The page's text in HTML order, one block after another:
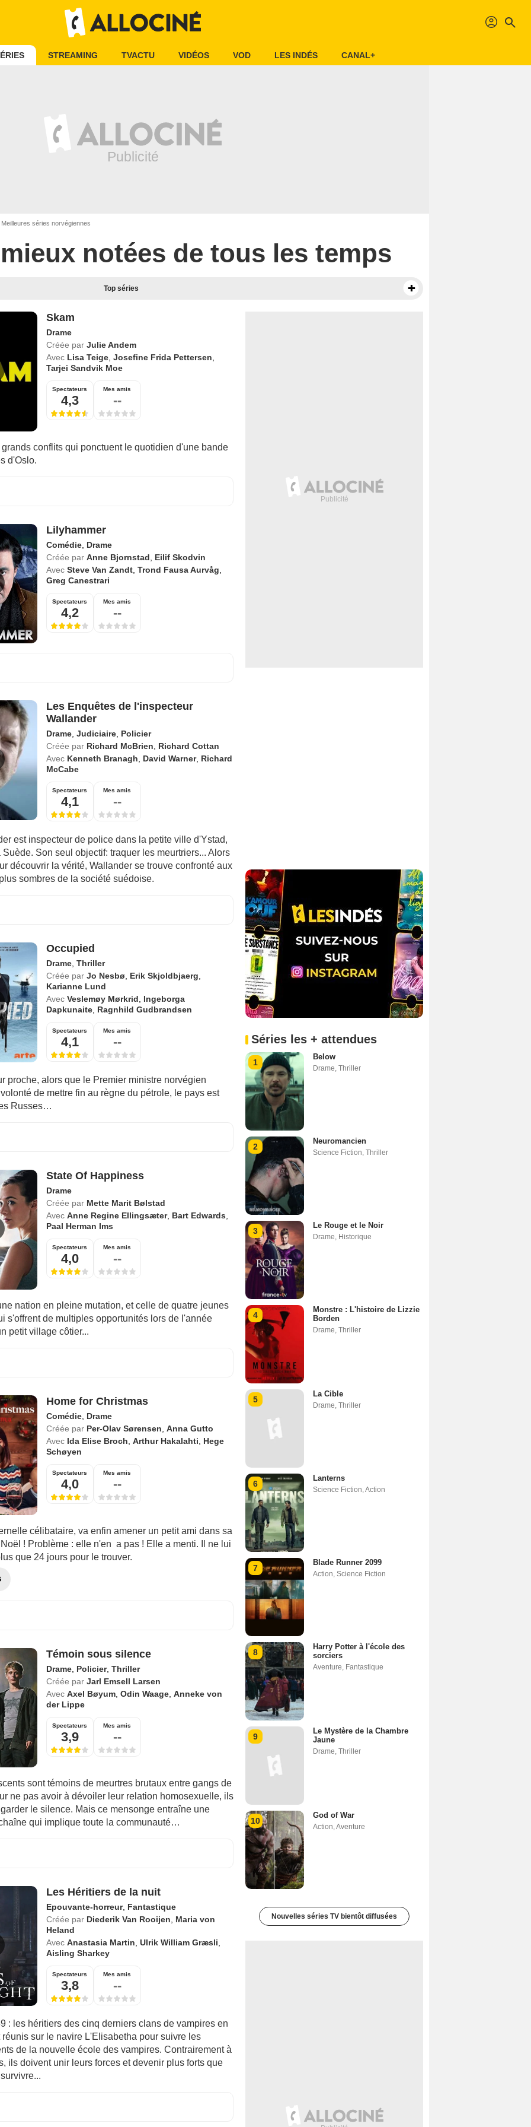
profil search
STREAMING TVACTU VIDÉOS VOD LES INDÉS CANAL+
Meilleures séries norvégiennes
notées de tous les temps
Top séries
Skam
Drame
Créée par Julie Andem
Avec Lisa Teige, Josefine Frida Pettersen
Tarjei Sandvik Moe
Spectateurs
4,3
Mes amis
--
conflits qui ponctuent le quotidien d'une bande
d'Oslo.
Lilyhammer
Comédie, Drame
Créée par Anne Bjornstad
Eilif Skodvin
Avec Steve Van Zandt, Trond Fausa Aurvåg
Greg Canestrari
Spectateurs
4,2
Mes amis
--
Les Enquêtes de l'inspecteur
Wallander
Drame, Judiciaire, Policier
Créée par Richard McBrien, Richard Cottan
Avec Kenneth Branagh, David Warner, Richard
McCabe
Spectateurs
4,1
Mes amis
--
est inspecteur de police dans la petite ville d'Ystad,
Son seul objectif: traquer les meurtriers... Alors
découvrir la vérité, Wallander se trouve confronté aux
sombres de la société suédoise.
Occupied
Drame, Thriller
Créée par Jo Nesbø, Erik Skjoldbjaerg,
Karianne Lund
Avec Veslemøy Mørkrid, Ingeborga
Dapkunaite, Ragnhild Gudbrandsen
Spectateurs
4,1
Mes amis
--
proche, alors que le Premier ministre norvégien
de mettre fin au règne du pétrole, le pays est
Russes…
State Of Happiness
Drame
Créée par Mette Marit Bølstad
Avec Anne Regine Ellingsæter, Bart Edwards,
Paal Herman Ims
Spectateurs
4,0
Mes amis
--
nation en pleine mutation, et celle de quatre jeunes
s'offrent de multiples opportunités lors de l'année
petit village côtier...
Home for Christmas
Comédie, Drame
Créée par Per-Olav Sørensen Anna Gutto
Avec Ida Elise Broch Arthur Hakalahti
Hege
Schøyen
Spectateurs
4,0
Mes amis
--
célibataire, va enfin amener un petit ami dans sa
! Problème : elle n'en a pas ! Elle a menti. Il ne lui
que 24 jours pour le trouver.
Témoin sous silence
Drame, Policier, Thriller
Créée par Jarl Emsell Larsen
Avec Axel Bøyum, Odin Waage, Anneke von
der Lippe
Spectateurs
3,9
Mes amis
--
sont témoins de meurtres brutaux entre gangs de
ne pas avoir à dévoiler leur relation homosexuelle, ils
le silence. Mais ce mensonge entraîne une
qui implique toute la communauté…
Les Héritiers de la nuit
Epouvante-horreur, Fantastique
Créée par Diederik Van Rooijen, Maria von
Heland
Avec Anastasia Martin, Ulrik William Græsli,
Aisling Sharkey
Spectateurs
3,8
Mes amis
--
: les héritiers des cinq derniers clans de vampires en
sur le navire L'Elisabetha pour suivre les
de la nouvelle école des vampires. Contrairement à
ils doivent unir leurs forces et devenir plus forts que
Séries les + attendues
1
Below
Drame, Thriller
2
Neuromancien
Science Fiction, Thriller
3
Le Rouge et le Noir
Drame, Historique
4
Monstre : L'histoire de Lizzie
Borden
Drame, Thriller
5
La Cible
Drame, Thriller
6
Lanterns
Science Fiction,Action
7
Blade Runner 2099
Action, Science Fiction
8
Harry Potter à l'école des
sorciers
Aventure, Fantastique
9
Le Mystère de la Chambre
Jaune
Drame, Thriller
10
God of War
Action,Aventure
Nouvelles séries TV bientôt diffusées